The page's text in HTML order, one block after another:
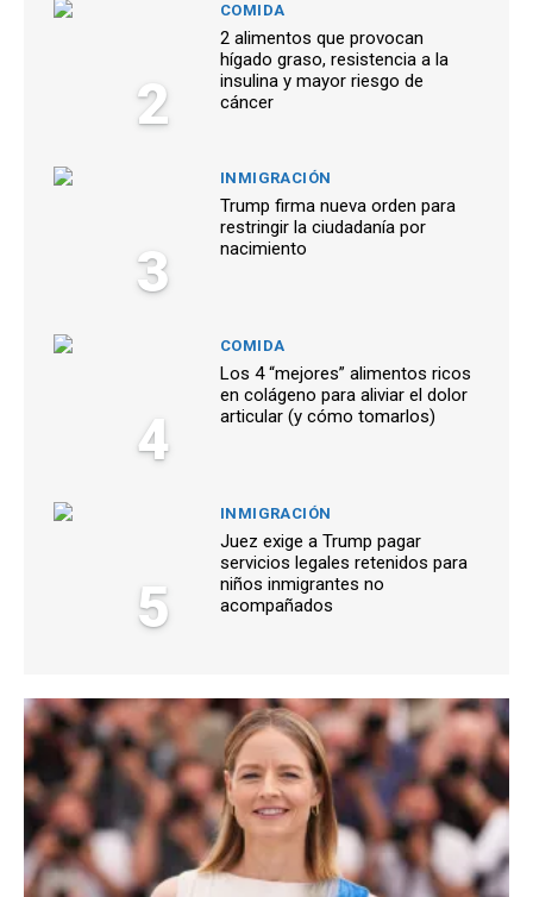
2
COMIDA
2 alimentos que provocan
hígado graso, resistencia a la
insulina y mayor riesgo de
cáncer
3
INMIGRACIÓN
Trump firma nueva orden para
restringir la ciudadanía por
nacimiento
4
COMIDA
Los 4 “mejores” alimentos ricos
en colágeno para aliviar el dolor
articular (y cómo tomarlos)
5
INMIGRACIÓN
Juez exige a Trump pagar
servicios legales retenidos para
niños inmigrantes no
acompañados